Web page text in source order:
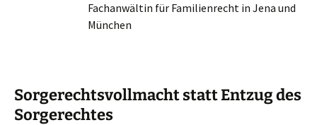
Fachanwältin für Familienrecht in Jena und
München
Sorgerechtsvollmacht statt Entzug des
Sorgerechtes